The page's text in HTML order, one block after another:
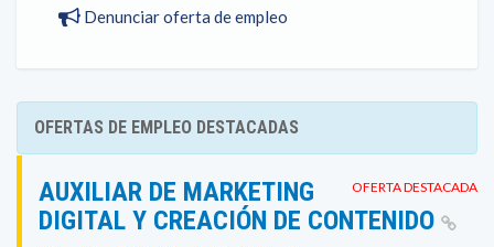
Denunciar oferta de empleo
OFERTAS DE EMPLEO DESTACADAS
OFERTA DESTACADA
AUXILIAR DE MARKETING
DIGITAL Y CREACIÓN DE CONTENIDO